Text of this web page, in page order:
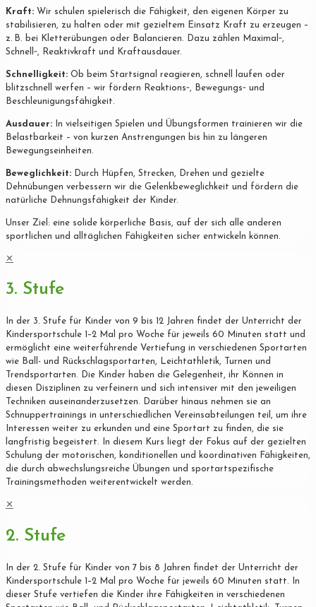
Kraft: Wir schulen spielerisch die Fähigkeit, den eigenen Körper zu
stabilisieren, zu halten oder mit gezieltem Einsatz Kraft zu erzeugen –
z. B. bei Kletterübungen oder Balancieren. Dazu zählen Maximal‐,
Schnell‐, Reaktivkraft und Kraftausdauer.
Schnelligkeit: Ob beim Startsignal reagieren, schnell laufen oder
blitzschnell werfen – wir fördern Reaktions‐, Bewegungs‐ und
Beschleunigungsfähigkeit.
Ausdauer: In vielseitigen Spielen und Übungsformen trainieren wir die
Belastbarkeit – von kurzen Anstrengungen bis hin zu längeren
Bewegungseinheiten.
Beweglichkeit: Durch Hüpfen, Strecken, Drehen und gezielte
Dehnübungen verbessern wir die Gelenkbeweglichkeit und fördern die
natürliche Dehnungsfähigkeit der Kinder.
Unser Ziel: eine solide körperliche Basis, auf der sich alle anderen
sportlichen und alltäglichen Fähigkeiten sicher entwickeln können.
✕
3. Stufe
In der 3. Stufe für Kinder von 9 bis 12 Jahren findet der Unterricht der
Kindersportschule 1–2 Mal pro Woche für jeweils 60 Minuten statt und
ermöglicht eine weiterführende Vertiefung in verschiedenen Sportarten
wie Ball- und Rückschlagsportarten, Leichtathletik, Turnen und
Trendsportarten. Die Kinder haben die Gelegenheit, ihr Können in
diesen Disziplinen zu verfeinern und sich intensiver mit den jeweiligen
Techniken auseinanderzusetzen. Darüber hinaus nehmen sie an
Schnuppertrainings in unterschiedlichen Vereinsabteilungen teil, um ihre
Interessen weiter zu erkunden und eine Sportart zu finden, die sie
langfristig begeistert. In diesem Kurs liegt der Fokus auf der gezielten
Schulung der motorischen, konditionellen und koordinativen Fähigkeiten,
die durch abwechslungsreiche Übungen und sportartspezifische
Trainingsmethoden weiterentwickelt werden.
✕
2. Stufe
In der 2. Stufe für Kinder von 7 bis 8 Jahren findet der Unterricht der
Kindersportschule 1–2 Mal pro Woche für jeweils 60 Minuten statt. In
dieser Stufe vertiefen die Kinder ihre Fähigkeiten in verschiedenen